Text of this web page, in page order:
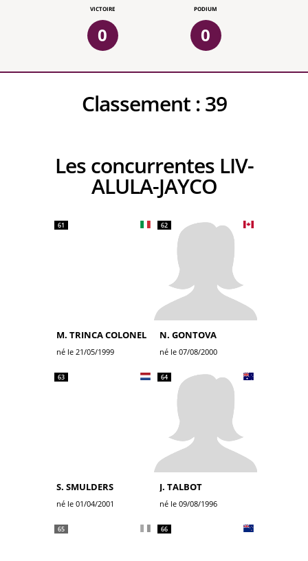
VICTOIRE
0
PODIUM
0
Classement :39
Les concurrentes LIV-
ALULA-JAYCO
61
M. TRINCA COLONEL
né le 21/05/1999
62
N. GONTOVA
né le 07/08/2000
63
S. SMULDERS
né le 01/04/2001
64
J. TALBOT
né le 09/08/1996
65 66